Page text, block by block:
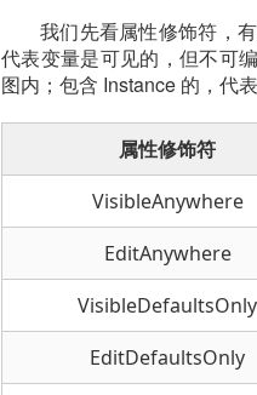
我们先看属性修饰符，
代表变量是可见的，但不可
图内；包含 Instance 的，代
属性修饰符
VisibleAnywhere
EditAnywhere
VisibleDefaultsOnly
EditDefaultsOnly